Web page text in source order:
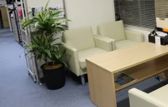
採用ご担当者様